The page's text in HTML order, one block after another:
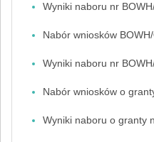
Wyniki naboru nr
Nabór wniosków
Wyniki naboru nr
Nabór wniosków o
Wyniki naboru o granty